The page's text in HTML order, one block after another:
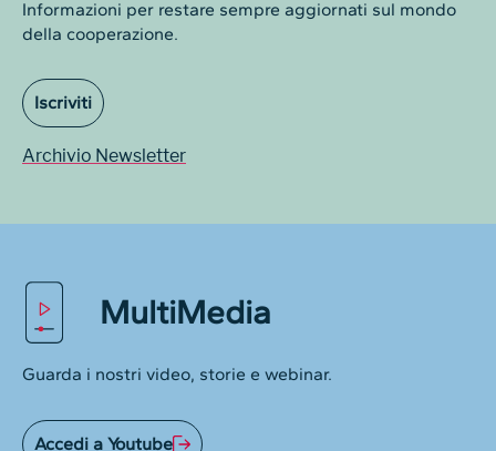
Informazioni per restare sempre aggiornati sul mondo
della cooperazione.
Iscriviti
Archivio Newsletter
MultiMedia
Guarda i nostri video, storie e webinar.
Accedi a Youtube